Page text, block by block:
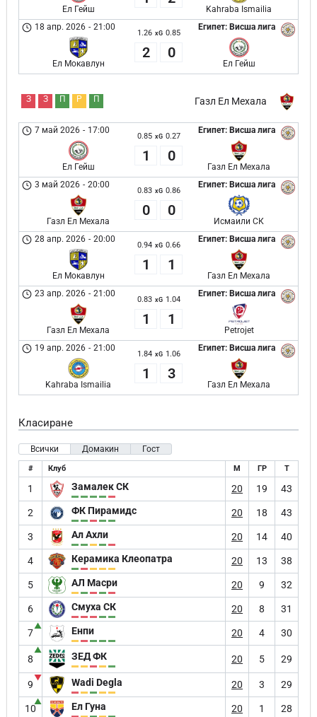
Ел Гейш
Kahraba Ismailia
Египет: Висша лига
18 апр. 2026 - 21:00
Ел Мокавлун
1.26 xG 0.85
2 0
Ел Гейш
Газл Ел Мехала
З З П Р П
Египет: Висша лига
7 май 2026 - 17:00
Ел Гейш
0.85 xG 0.27
1 0
Газл Ел Мехала
Египет: Висша лига
3 май 2026 - 20:00
Газл Ел Мехала
0.83 xG 0.86
0 0
Исмаили СК
Египет: Висша лига
28 апр. 2026 - 20:00
Ел Мокавлун
0.94 xG 0.66
1 1
Газл Ел Мехала
Египет: Висша лига
23 апр. 2026 - 21:00
Газл Ел Мехала
0.83 xG 1.04
1 1
Petrojet
Египет: Висша лига
19 апр. 2026 - 21:00
Kahraba Ismailia
1.84 xG 1.06
1 3
Газл Ел Мехала
Класиране
Всички Домакин Гост
# Клуб М ГР Т
1 Замалек СК 20 19 43
2 ФК Пирамидс 20 18 43
3 Ал Ахли 20 14 40
4 Керамика Клеопатра 20 13 38
5 АЛ Масри 20 9 32
6 Смуха СК 20 8 31
7
▲ Енпи 20 4 30
8
▲
ЗЕД ФК 20 5 29
9
▼ Wadi Degla 20 3 29
10
▲ Ел Гуна 20 1 28